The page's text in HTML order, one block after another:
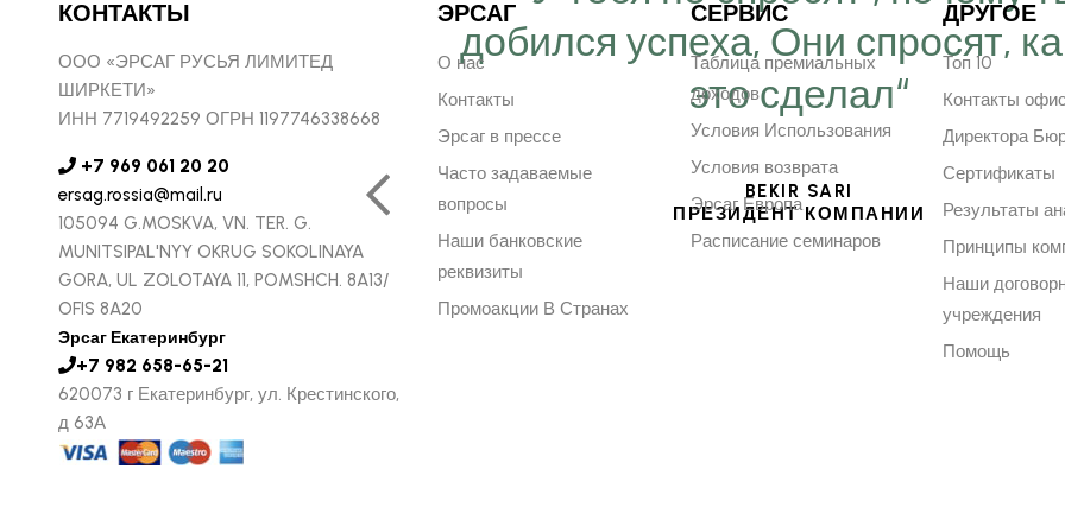
передавая
веру в
компанию Эрсаг"
ПЕЧЕНИЦЫН
ДИРЕКТОР РОССИИ
добился успеха, Они спросят,
это сделал“
BEKIR SARI
ПРЕЗИДЕНТ КОМПАНИИ
КОНТАКТЫ
ООО «ЭРСАГ РУСЬЯ ЛИМИТЕД
ШИРКЕТИ»
ИНН 7719492259 ОГРН 1197746338668
+7 969 061 20 20
ersag.rossia@mail.ru
105094 G.MOSKVA, VN. TER. G.
MUNITSIPAL'NYY OKRUG SOKOLINAYA
GORA, UL ZOLOTAYA 11, POMSHCH. 8A13/
OFIS 8A20
Эрсаг Екатеринбург
+7 982 658-65-21
620073 г Екатеринбург, ул. Крестинского,
д 63А
ЭРСАГ
О нас
Контакты
Эрсаг в прессе
Часто задаваемые
вопросы
Наши банковские
реквизиты
Промоакции В Странах
СЕРВИС
Таблица премиальных
доходов
Условия Использования
Условия возврата
Эрсаг Европа
Расписание семинаров
ДРУГОЕ
Топ 10
Контакты
Директора
Сертификаты
Результаты
Принципы
Наши
учреждения
Помощь